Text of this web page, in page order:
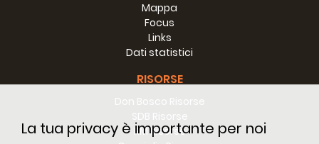
La tua privacy è importante per noi
Mappa
Focus
Links
Dati statistici
RISORSE
RM Risorse